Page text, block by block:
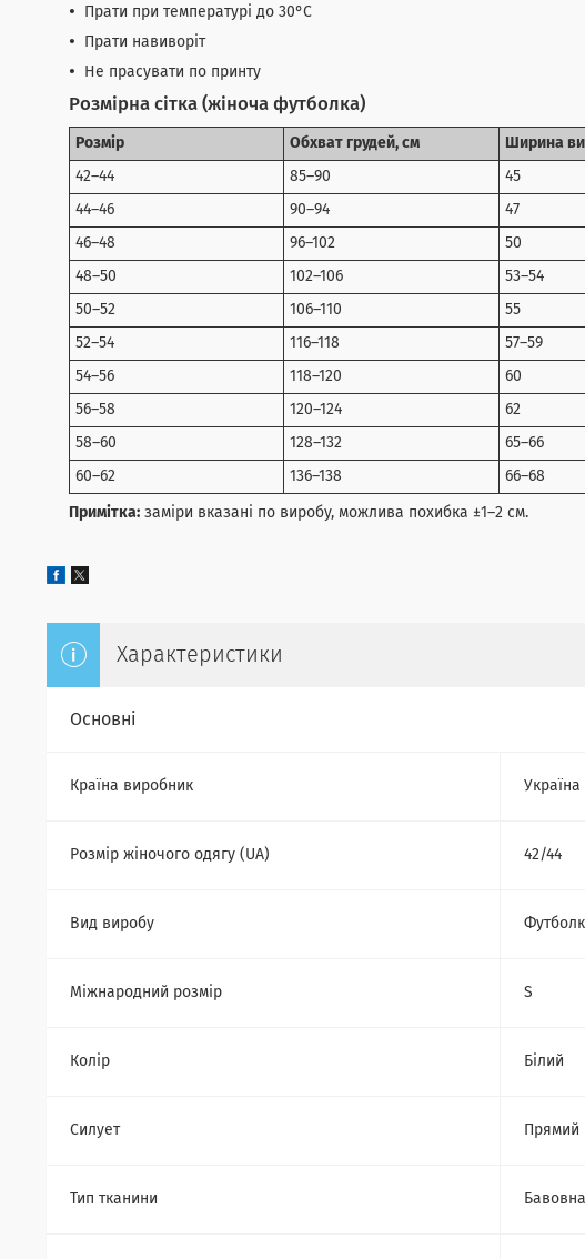
Прати при температурі до 30°C
Прати навиворіт
Не прасувати по принту
Розмірна сітка (жіноча футболка)
Розмір Обхват грудей, см Ширина
42–44 85–90 45
44–46 90–94 47
46–48 96–102 50
48–50 102–106 53–54
50–52 106–110 55
52–54 116–118 57–59
54–56 118–120 60
56–58 120–124 62
58–60 128–132 65–66
60–62 136–138 66–68
Примітка: заміри вказані по виробу, можлива похибка ±1–2 см.
Характеристики
Основні
Країна виробник Україна
Розмір жіночого одягу (UA) 42/44
Вид виробу
Міжнародний розмір S
Колір Білий
Силует Прямий
Тип тканини Бавовна